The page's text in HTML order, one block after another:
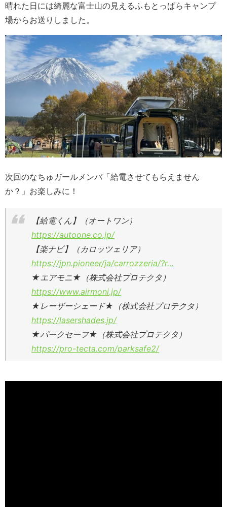
晴れた日には綺麗な富士山の見えるふもとっぱらキャンプ
場からお送りしました。
次回のなちゅガールメンバ「給電させてもらえません
か？」お楽しみに！
【給電くん】（オートワン）
https://autoone.co.jp/
【楽ナビ】（カロッツェリア）
https://jpn.pioneer/ja/carrozzeria/?r…
★エアモニ★（株式会社プロテクタ）
https://www.airmoni.jp/
★レーザーシェード★（株式会社プロテクタ）
https://lasershades.jp/
★パークセーフ★（株式会社プロテクタ）
https://pro-tecta.com/parksafe2/